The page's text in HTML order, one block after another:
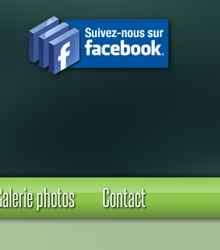
photos Contact